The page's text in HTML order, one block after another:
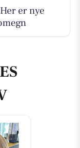
er nye